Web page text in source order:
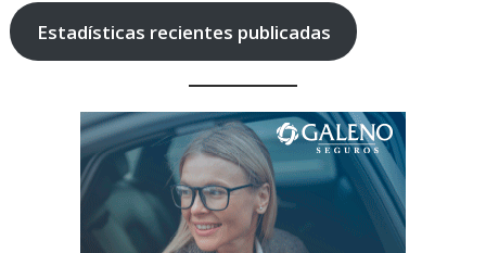
Estadísticas recientes publicadas